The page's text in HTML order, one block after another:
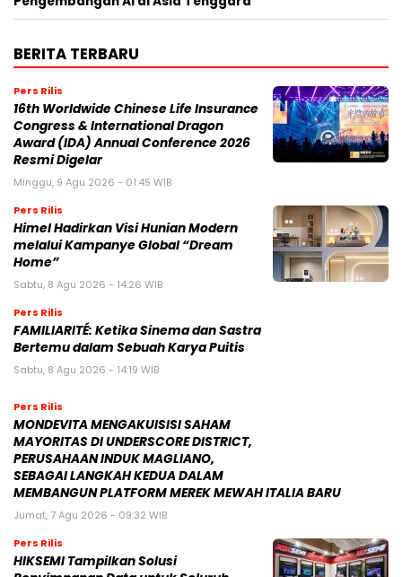
Home”
Pers Rilis
Bertemu dalam Sebuah Karya Puitis
Sabtu, 8 Agu 2026 - 14:19 WIB
Pers Rilis
MONDEVITA MENGAKUISISI SAHAM
MAYORITAS DI UNDERSCORE DISTRICT,
PERUSAHAAN INDUK MAGLIANO,
SEBAGAI LANGKAH KEDUA DALAM
MEMBANGUN PLATFORM MEREK MEWAH ITALIA BARU
Jumat, 7 Agu 2026 - 09:32 WIB
Pers Rilis
HIKSEMI Tampilkan Solusi
Penyimpanan Data untuk Seluruh
Skenario di Ajang DTI Indonesia 2026,
Dukung Pengembangan AI di Asia
Tenggara
Jumat, 7 Agu 2026 - 04:14 WIB
NASIONAL
BPIH 2026 Ditetapkan Lebih Rendah, Pemerintah
Jaga Kualitas Layanan di Tanah Suci